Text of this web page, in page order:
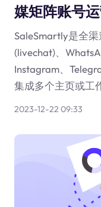
媒矩阵账号
SaleSmartly是全
(livechat)、
Instagram、
集成多个主页或工
2023-12-22 09:33